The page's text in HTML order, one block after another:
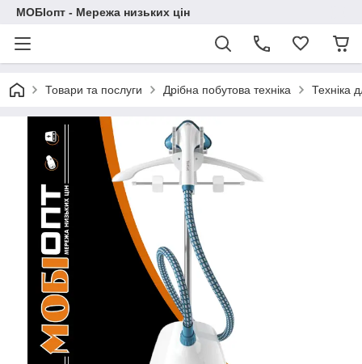
МОБІопт - Мережа низьких цін
Товари та послуги Дрібна побутова техніка Техніка